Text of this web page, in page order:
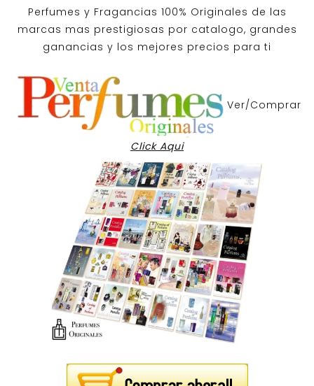
Perfumes y Fragancias 100% Originales de las
marcas mas prestigiosas por catalogo, grandes
ganancias y los mejores precios para ti
Ver/Comprar
Click Aqui